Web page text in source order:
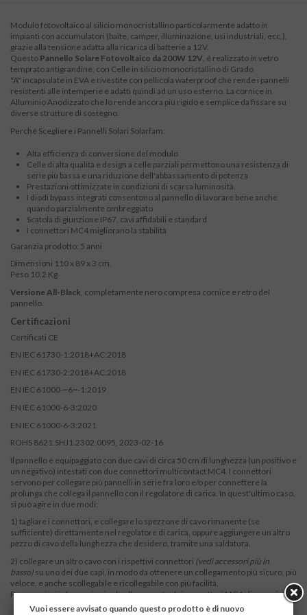
Modulo fotovoltaico al silicio monocristallino particolarmente adatto in
impianti con accumulatori (baite, camper, illuminazione, usi industriali, ecc.),
grazie alla tensione adatta alla ricarica di batterie a 12V.
Questo Pannello Solare Fotovoltaico da 200W 12V, é realizzato in vetro
temprato antigrandine, con Celle in silicio monocristallino di Grado
"A" incapsulate in EVA e rivestite con pellicola waterproof che rende i pannelli
resistenti alle intemperie e adatti quindi ad un uso esterno. La cornice in
Alluminio Anodizzato che lo rende ancora più rigido e semplice da fissare su
diverse strutture di sostegno.
Perché Scegliere i Pannelli Solari Solarfam:
Alta efficienza di conversione del modulo
Celle di alta qualità e design a celle parziali permettono una resistenza di
serie più bassa e una riduzione dell'abbassamento di potenza
Prestazioni ottimizzate in condizioni di scarsa luminosità.
I diodi bypass integrati consentono al pannello di lavorare bene anche
quando parzialmente ombreggiato
Scatola di giunzione IP67, cavi affidabili e standard
I connettori MC4 migliorano la stabilità
Garanzia prodotto: 5 anni
Dimensioni 110 x 89 x 3 cm.
Peso 10,2 Kg.
Versione All-Black, completamente nero compresa cornice e retro del
pannello.
Certificazioni
Certificati CE
EN IEC 61730-1:2018+AC:2018
EN IEC 61730-2:2018+AC:2018
EN IEC 61000-~6~-1:2019
EN IEC 61000-6-3:2020
EN IEC 61000-6-3:2021
ROHS 8621.SHJ1.2302.0095, 2023-02-16
Il pannello è equipaggiato con due cavi di circa 50 cm di lunghezza (un positivo e
un negativo) intestati con due connettori multicontact MC4 . I connettori
servono per collegare più pannelli in serie fra loro e/o per connettere la
prolunga che collega il pannello con il regolatore di carica. In quest'ultimo caso,
si può agire in due modi:
1) tagliare i connettori, e collegare lo spezzone di cavo rimanente (se
sufficiente) direttamente nel regolatore di carica, oppure aggiungere un altro
pezzo di cavo della lunghezza che desidero, tramite una saldatura.
2) collegare un altro cavo con i rispettivi connettori (vedi accessori più in
basso) su uno dei due capi, in modo da ottenere un collegamento più sicuro, più
veloce, e anche scollegabile e ricollegabile con più facilità.
Per maggiori informazioni sul collegamento dei connettori MC4 clicca qui.
Vuoi essere avvisato quando questo prodotto è di nuovo